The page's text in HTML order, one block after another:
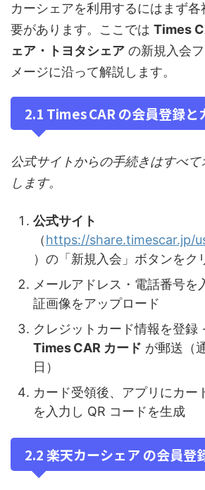
カーシェアを利用するにはまず
要があります。ここでは Times
ェア・トヨタシェア の新規入会
メージに沿って解説します。
2.1 Times CAR の会員登録と
公式サイトからの手続きはすべ
します。
公式サイト
（https://share.timescar.jp/
）の「新規入会」ボタンをク
メールアドレス・電話番号を
証画像をアップロード
クレジットカード情報を登
Times CAR カード が郵送（
日）
カード受領後、アプリにカー
を入力し QR コードを生成
2.2 楽天カーシェア の会員登